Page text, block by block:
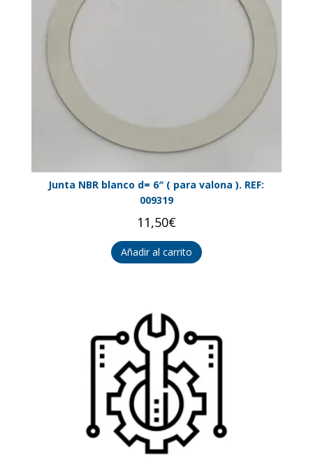
Junta NBR blanco d= 6″ ( para valona ). REF:
009319
11,50€
Añadir al carrito